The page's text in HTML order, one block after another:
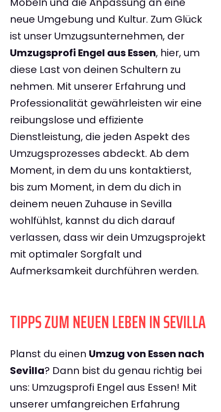
neue Umgebung und Kultur. Zum Glück
ist unser Umzugsunternehmen, der
Umzugsprofi Engel aus Essen, hier, um
diese Last von deinen Schultern zu
nehmen. Mit unserer Erfahrung und
Professionalität gewährleisten wir eine
reibungslose und effiziente
Dienstleistung, die jeden Aspekt des
Umzugsprozesses abdeckt. Ab dem
Moment, in dem du uns kontaktierst,
bis zum Moment, in dem du dich in
deinem neuen Zuhause in Sevilla
wohlfühlst, kannst du dich darauf
verlassen, dass wir dein Umzugsprojekt
mit optimaler Sorgfalt und
Aufmerksamkeit durchführen werden.
TIPPS ZUM NEUEN LEBEN IN SEVILLA
Planst du einen Umzug von Essen nach
Sevilla? Dann bist du genau richtig bei
uns: Umzugsprofi Engel aus Essen! Mit
unserer umfangreichen Erfahrung